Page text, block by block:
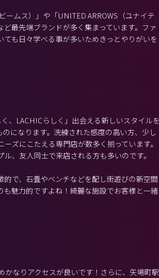
ームス）」や「UNITED ARROWS（ユナイテ
最先端ブランドが多く集まっています。ファ
も日々学べる事が多いためきっとやりがいを
、LACHICらしく」出会える新しいスタイルを
になります。洗練された感度の高い方、少し
ズにこたえる専門店が数多く揃っています。
、友人同士で来店される方も多いのです。
で、石畳やベンチなどを配し街遊びの新空間
魅力的ですよね！綺麗な施設でお客様と一緒
かなりアクセスが良いです！さらに、矢場町駅